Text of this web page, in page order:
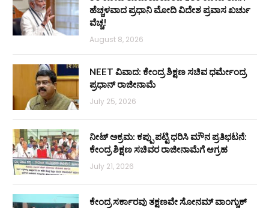
ಹೆಚ್ಚಳವಾದ ಪ್ರಧಾನಿ ಮೋದಿ ವಿದೇಶ ಪ್ರವಾಸ ಖರ್ಚು
ವೆಚ್ಚ!
August 8, 2026
NEET ವಿವಾದ: ಕೇಂದ್ರ ಶಿಕ್ಷಣ ಸಚಿವ ಧರ್ಮೇಂದ್ರ
ಪ್ರಧಾನ್ ರಾಜೀನಾಮೆ
July 25, 2026
ನೀಟ್ ಅಕ್ರಮ: ಕಪ್ಪು ಪಟ್ಟಿ ಧರಿಸಿ ಮೌನ ಪ್ರತಿಭಟನೆ:
ಕೇಂದ್ರ ಶಿಕ್ಷಣ ಸಚಿವರ ರಾಜೀನಾಮೆಗೆ ಆಗ್ರಹ
July 21, 2026
ಕೇಂದ್ರ ಸರ್ಕಾರವು ತಕ್ಷಣವೇ ಸೋನಮ್ ವಾಂಗ್ಚುಕ್